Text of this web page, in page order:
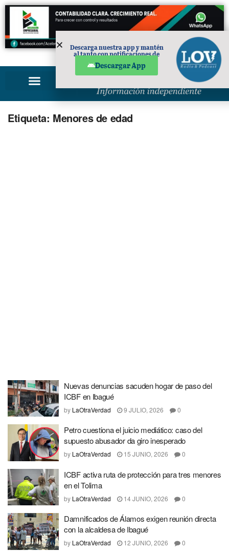
PUBLICIDAD
Etiqueta: Menores de edad
Nuevas denuncias sacuden hogar de paso del
ICBF en Ibagué
by LaOtraVerdad 9 JULIO, 2026 0
Petro cuestiona el juicio mediático: caso del
supuesto abusador da giro inesperado
by LaOtraVerdad 15 JUNIO, 2026 0
ICBF activa ruta de protección para tres menores
en el Tolima
by LaOtraVerdad 14 JUNIO, 2026 0
Damnificados de Álamos exigen reunión directa
con la alcaldesa de Ibagué
by LaOtraVerdad 12 JUNIO, 2026 0
Descarga nuestra app y mantén
al tanto con notificaciones de
Descargar App